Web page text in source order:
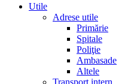
Utile
Adrese utile
Primărie
Spitale
Poliţie
Ambasade
Altele
Transport intern